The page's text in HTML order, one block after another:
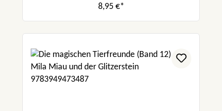
8,95 €*